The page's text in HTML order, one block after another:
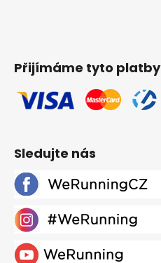
Přijímáme tyto platby
Sledujte nás